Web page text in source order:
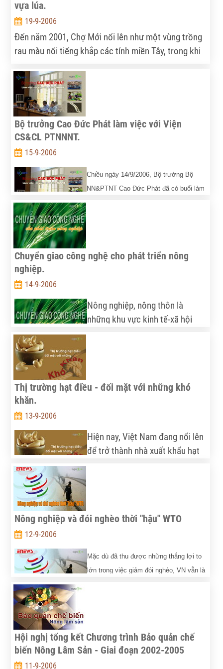
vựa lúa.
19-9-2006
Đến năm 2001, Chợ Mới nổi lên như một vùng trồng
rau màu nổi tiếng khắp các tỉnh miền Tây, trong khi
đê bao ngăn lũ nên người dân có điều kiện khai thác
triệt để đất canh tác
Bộ trưởng Cao Đức Phát làm việc với Viện
CS&CL PTNNNT.
15-9-2006
Chiều ngày 14/9/2006, Bộ trưởng Bộ
NN&PTNT Cao Đức Phát đã có buổi làm
CS&CL) tại trụ sở số 6 Nguyễn Công Trứ, Hà Nội.
Chuyển giao công nghệ cho phát triển nông
nghiệp.
14-9-2006
Nông nghiệp, nông thôn là
những khu vực kinh tế-xã hội
nước. Phát triển nông nghiệp, nông thôn có tính
chất đa ngành, đòi hỏi cần có sự tham gia và phối
hợp chặt chẽ của nhiều thành phần và lực lượng
trong xã hội, trong đó đặc biệt là vai trò của các cơ
quan nghiên cứu, các trường đại học.
Thị trường hạt điều - đối mặt với những khó
khăn.
13-9-2006
Hiện nay, Việt Nam đang nổi lên
để trở thành nhà xuất khẩu hạt
trở lại đây, ngành điều gặp nhiều khó khăn và rơi vào
tình trạng thua lỗ nặng. Ngành điều Việt Nam đang
phải đối mặt với những bất lợi do sự mất ổn định về
giá cả.
Nông nghiệp và đói nghèo thời "hậu" WTO
12-9-2006
Mặc dù đã thu được những thắng lợi to
lớn trong việc giảm đói nghèo, VN vẫn là
bộ phận nhân dân có mức thu nhập chỉ trên ngưỡng nghèo chút
ít, nên rất dễ bị tái nghèo nếu có những chấn động kinh tế từ bên
ngoài.
Hội nghị tổng kết Chương trình Bảo quản chế
biến Nông Lâm Sản - Giai đoạn 2002-2005
11-9-2006